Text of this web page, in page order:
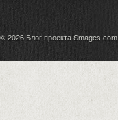
© 2026 Блог проекта